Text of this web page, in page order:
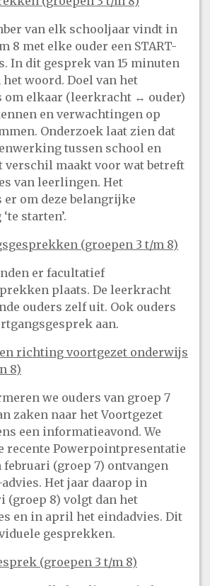
van elk schooljaar vindt in
8 met elke ouder een START-
In dit gesprek van 15 minuten
het woord. Doel van het
om elkaar (leerkracht ↔ ouder)
en verwachtingen op
Onderzoek laat zien dat
tussen school en
verschil maakt voor wat betreft
van leerlingen. Het
om deze belangrijke
starten’.
(groepen 3 t/m 8)
er facultatief
plaats. De leerkracht
ouders zelf uit. Ook ouders
aan.
richting voortgezet onderwijs
8)
we ouders van groep 7
zaken naar het Voortgezet
een informatieavond. We
recente Powerpointpresentatie
februari (groep 7) ontvangen
Het jaar daarop in
(groep 8) volgt dan het
en in april het eindadvies. Dit
gesprekken.
(groepen 3 t/m 8)